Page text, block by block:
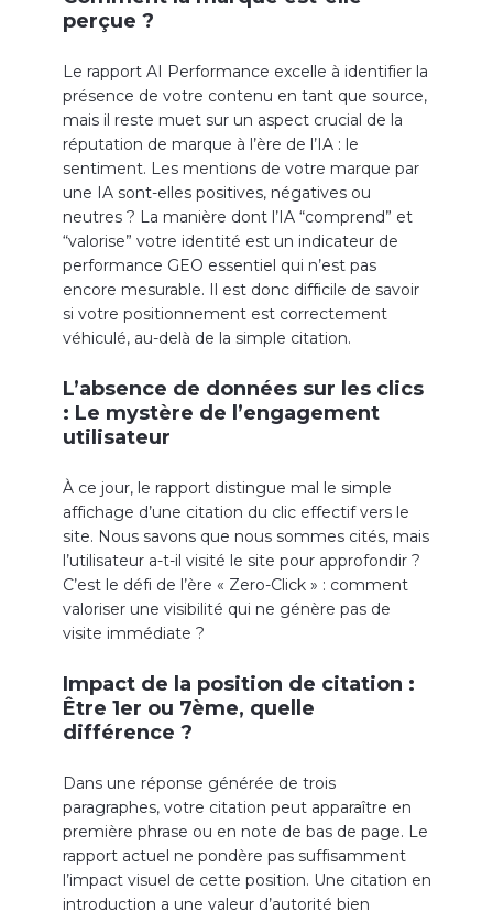
perçue ?
Le rapport AI Performance excelle à identifier la
présence de votre contenu en tant que source,
mais il reste muet sur un aspect crucial de la
réputation de marque à l’ère de l’IA : le
sentiment. Les mentions de votre marque par
une IA sont-elles positives, négatives ou
neutres ? La manière dont l’IA “comprend” et
“valorise” votre identité est un indicateur de
performance GEO essentiel qui n’est pas
encore mesurable. Il est donc difficile de savoir
si votre positionnement est correctement
véhiculé, au-delà de la simple citation.
L’absence de données sur les clics
: Le mystère de l’engagement
utilisateur
À ce jour, le rapport distingue mal le simple
affichage d’une citation du clic effectif vers le
site. Nous savons que nous sommes cités, mais
l’utilisateur a-t-il visité le site pour approfondir ?
C’est le défi de l’ère « Zero-Click » : comment
valoriser une visibilité qui ne génère pas de
visite immédiate ?
Impact de la position de citation :
Être 1er ou 7ème, quelle
différence ?
Dans une réponse générée de trois
paragraphes, votre citation peut apparaître en
première phrase ou en note de bas de page. Le
rapport actuel ne pondère pas suffisamment
l’impact visuel de cette position. Une citation en
introduction a une valeur d’autorité bien